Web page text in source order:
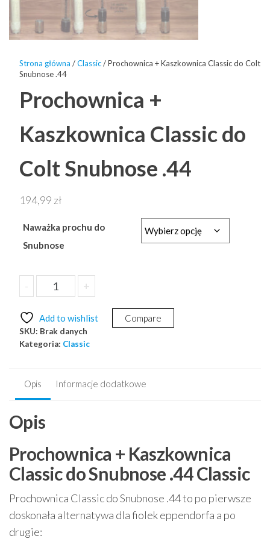
Strona główna /Classic/ Prochownica + Kaszkownica Classic do Colt
Snubnose .44
Prochownica +
Kaszkownica Classic do
Colt Snubnose .44
194,99 zł
Naważka prochu do
Snubnose
-
ilość
Prochownica
Kaszkownica
Classic
Snubnose
.44
+
Add to wishlist Compare
SKU: Brak danych
Kategoria: Classic
Opis Informacje dodatkowe
Opis
Prochownica + Kaszkownica
Classic do Snubnose .44 Classic
Prochownica Classic do Snubnose .44 to po pierwsze
doskonała alternatywa dla fiolek eppendorfa a po
drugie: